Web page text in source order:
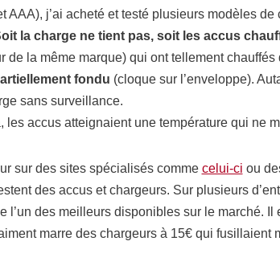
AAA), j’ai acheté et testé plusieurs modèles
la charge ne tient pas, soit les accus
de la même marque) qui ont tellement
fondu (cloque sur l’enveloppe).
sans surveillance.
les accus atteignaient une température qui ne
sur des sites spécialisés comme celui-ci ou
des accus et chargeurs. Sur plusieurs
l’un des meilleurs disponibles sur le marché. Il
marre des chargeurs à 15€ qui fusillaient